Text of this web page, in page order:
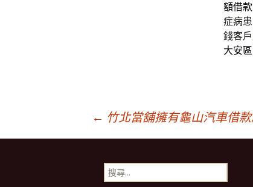
額借款
症病
錢客
大安
← 竹北當舖擁有龜山汽車借
搜
尋